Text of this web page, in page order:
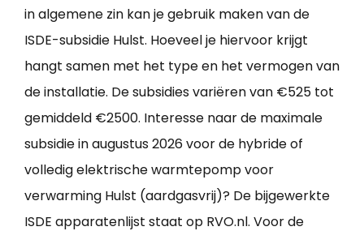
in algemene zin kan je gebruik maken van de
ISDE-subsidie Hulst. Hoeveel je hiervoor krijgt
hangt samen met het type en het vermogen van
de installatie. De subsidies variëren van €525 tot
gemiddeld €2500. Interesse naar de maximale
subsidie in augustus 2026 voor de hybride of
volledig elektrische warmtepomp voor
verwarming Hulst (aardgasvrij)? De bijgewerkte
ISDE apparatenlijst staat op RVO.nl. Voor de